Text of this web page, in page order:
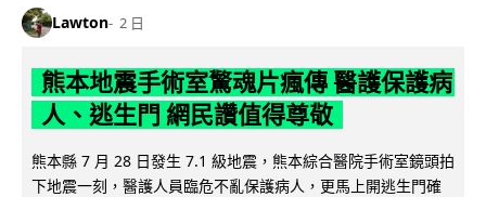
Lawton 2 日
熊本地震手術室驚魂片瘋傳 醫護保護病
人、逃生門 網民讚值得尊敬
熊本縣 7 月 28 日發生 7.1 級地震，熊本綜合醫院手術室鏡頭拍
下地震一刻，醫護人員臨危不亂保護病人，更馬上開逃生門確